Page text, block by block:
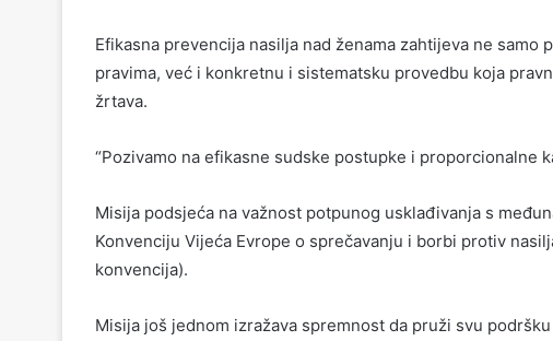
Efikasna prevencija nasilja nad ženama zahtijeva ne
pravima, već i konkretnu i sistematsku provedbu koja
žrtava.
“Pozivamo na efikasne sudske postupke i proporcionalne
Misija podsjeća na važnost potpunog usklađivanja s
Konvenciju Vijeća Evrope o sprečavanju i borbi protiv
konvencija).
Misija još jednom izražava spremnost da pruži svu